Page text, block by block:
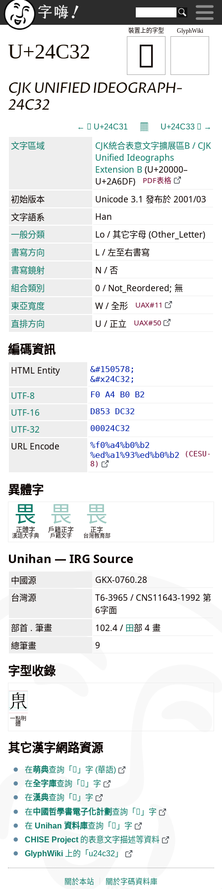
GlyphWiki
𤰲
裝置上的字型
U+24C32
CJK UNIFIED IDEOGRAPH-
24C32
← 𤰱 U+24C31 𝄜 U+24C33 𤰳 →
文字區域
CJK統合表意文字擴展區B / CJK
Unified Ideographs
Extension B (U+20000–
U+2A6DF)
PDF表格
初始版本
Unicode 3.1 發布於 2001/03
文字語系
Han
一般分類
Lo / 其它字母 (Other_Letter)
書寫方向
L / 左至右書寫
書寫鏡射
N / 否
組合類別
0 / Not_Reordered; 無
東亞寬度
W / 全形 UAX#11
直排方向 U / 正立 UAX#50
編碼資訊
HTML Entity
&#150578;
&#x24C32;
UTF-8 F0 A4 B0 B2
UTF-16 D853 DC32
UTF-32 00024C32
URL Encode
%f0%a4%b0%b2
%ed%a1%93%ed%b0%b2
(CESU-
8)
異體字
畏
正體字
漢語大字典
畏
戶籍正字
戶籍文字
畏
正字
台灣教育部
Unihan — IRG Source
中國源
GKX-0760.28
台灣源
T6-3965 / CNS11643-1992 第
6字面
部首 . 筆畫
102.4 / ⽥部 4 畫
總筆畫
9
字型收錄
一點明
體
其它漢字網路資源
在萌典查詢「𤰲」字 (華語)
在全字庫查詢「𤰲」字
在漢典查詢「𤰲」字
在中國哲學書電子化計劃查詢「𤰲」字
在 Unihan 資料庫查詢「𤰲」字
CHISE Project 的表意文字描述等資料
GlyphWiki 上的「u24c32」
關於本站 關於字碼資料庫